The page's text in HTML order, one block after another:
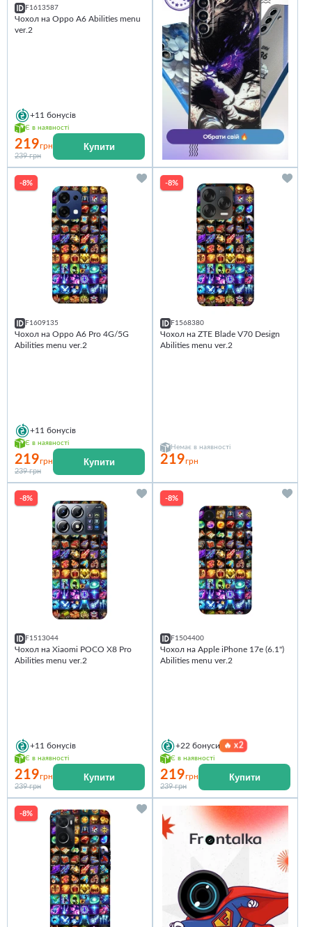
F1613587
Чохол на Oppo A6 Abilities menu
ver.2
+11 бонусів
Є в наявності
219грн
239 грн
Купити
-8%
F1609135
Чохол на Oppo A6 Pro 4G/5G
Abilities menu ver.2
+11 бонусів
Є в наявності
219грн
239 грн
Купити
-8%
F1568380
Чохол на ZTE Blade V70 Design
Abilities menu ver.2
Немає в наявності
219грн
-8%
F1513044
Чохол на Xiaomi POCO X8 Pro
Abilities menu ver.2
+11 бонусів
Є в наявності
219грн
239 грн
Купити
-8%
F1504400
Чохол на Apple iPhone 17e (6.1")
Abilities menu ver.2
+22 бонуси 🔥x2
Є в наявності
219грн
239 грн
Купити
-8%